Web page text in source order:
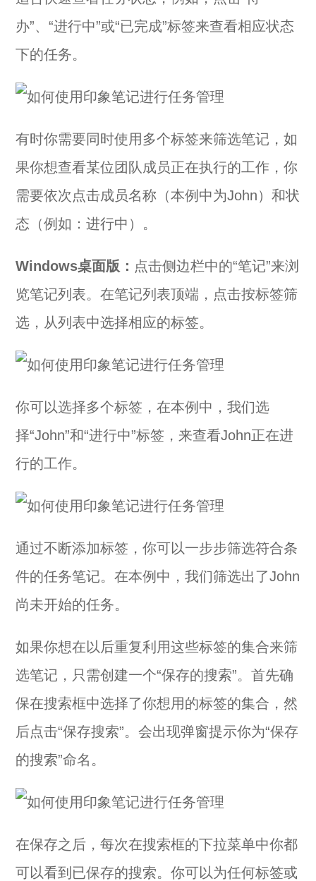
办”、“进行中”或“已完成”标签来查看相应状态
下的任务。
有时你需要同时使用多个标签来筛选笔记，如
果你想查看某位团队成员正在执行的工作，你
需要依次点击成员名称（本例中为John）和状
态（例如：进行中）。
Windows桌面版： 点击侧边栏中的“笔记”来浏
览笔记列表。在笔记列表顶端，点击按标签筛
选，从列表中选择相应的标签。
你可以选择多个标签，在本例中，我们选
择“John”和“进行中”标签，来查看John正在进
行的工作。
通过不断添加标签，你可以一步步筛选符合条
件的任务笔记。在本例中，我们筛选出了John
尚未开始的任务。
如果你想在以后重复利用这些标签的集合来筛
选笔记，只需创建一个“保存的搜索”。首先确
保在搜索框中选择了你想用的标签的集合，然
后点击“保存搜索”。会出现弹窗提示你为“保存
的搜索”命名。
在保存之后，每次在搜索框的下拉菜单中你都
可以看到已保存的搜索。你可以为任何标签或